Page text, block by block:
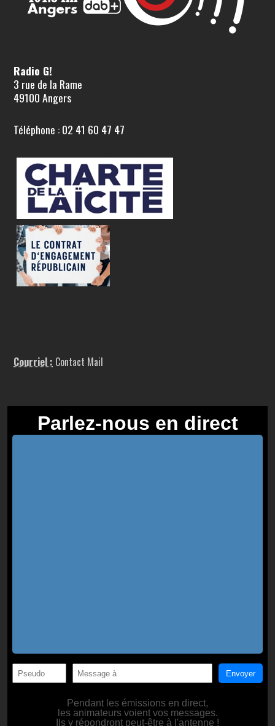
Radio G!
3 rue de la Rame
49100 Angers
Téléphone : 02 41 60 47 47
Courriel : Contact Mail